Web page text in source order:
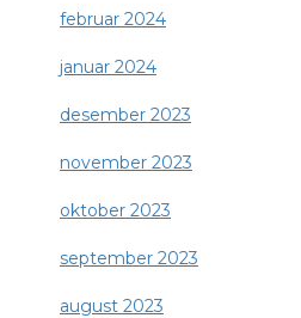
februar 2024
januar 2024
desember 2023
november 2023
oktober 2023
september 2023
august 2023